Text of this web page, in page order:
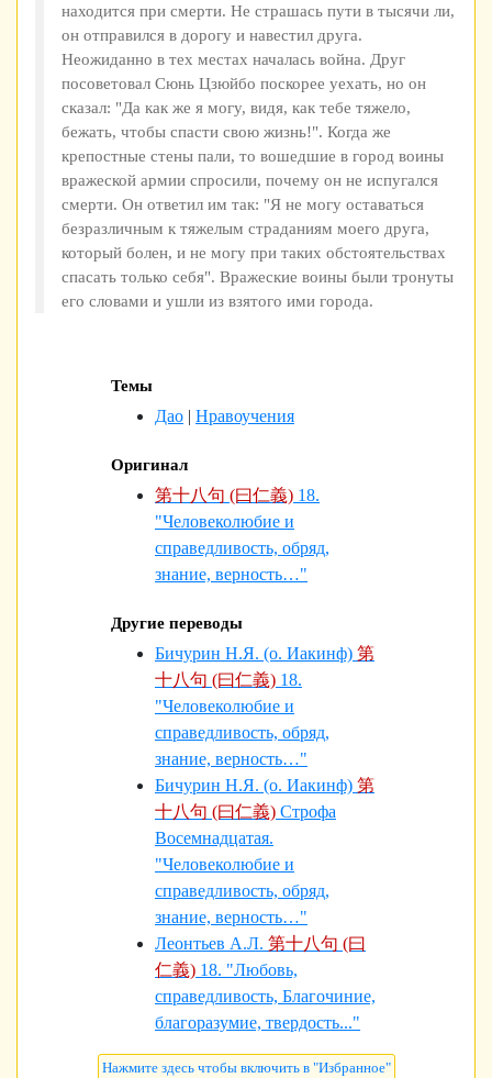
находится при смерти. Не страшась пути в тысячи ли,
он отправился в дорогу и навестил друга.
Неожиданно в тех местах началась война. Друг
посоветовал Сюнь Цзюйбо поскорее уехать, но он
сказал: "Да как же я могу, видя, как тебе тяжело,
бежать, чтобы спасти свою жизнь!". Когда же
крепостные стены пали, то вошедшие в город воины
вражеской армии спросили, почему он не испугался
смерти. Он ответил им так: "Я не могу оставаться
безразличным к тяжелым страданиям моего друга,
который болен, и не могу при таких обстоятельствах
спасать только себя". Вражеские воины были тронуты
его словами и ушли из взятого ими города.
Темы
Дао | Нравоучения
Оригинал
第十八句 (曰仁義) 18.
"Человеколюбие и
справедливость, обряд,
знание, верность…"
Другие переводы
Бичурин Н.Я. (о. Иакинф) 第
十八句 (曰仁義) 18.
"Человеколюбие и
справедливость, обряд,
знание, верность…"
Бичурин Н.Я. (о. Иакинф) 第
十八句 (曰仁義) Строфа
Восемнадцатая.
"Человеколюбие и
справедливость, обряд,
знание, верность…"
Леонтьев А.Л. 第十八句 (曰
仁義) 18. "Любовь,
справедливость, Благочиние,
благоразумие, твердость..."